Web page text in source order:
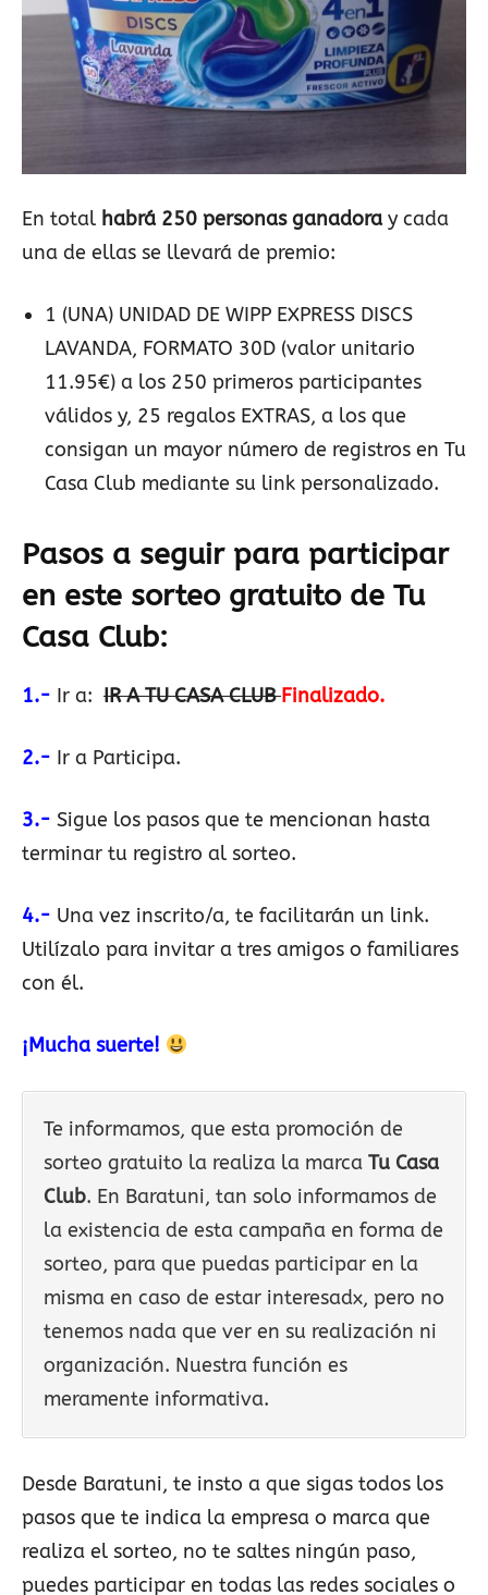
En total habrá 250 personas ganadora y cada
una de ellas se llevará de premio:
1 (UNA) UNIDAD DE WIPP EXPRESS DISCS
LAVANDA, FORMATO 30D (valor unitario
11.95€) a los 250 primeros participantes
válidos y, 25 regalos EXTRAS, a los que
consigan un mayor número de registros en Tu
Casa Club mediante su link personalizado.
Pasos a seguir para participar
en este sorteo gratuito de Tu
Casa Club:
1.- Ir a: IR A TU CASA CLUBFinalizado.
2.- Ir a Participa.
3.- Sigue los pasos que te mencionan hasta
terminar tu registro al sorteo.
4.- Una vez inscrito/a, te facilitarán un link.
Utilízalo para invitar a tres amigos o familiares
con él.
¡Mucha suerte!
Te informamos, que esta promoción de
sorteo gratuito la realiza la marca Tu Casa
Club. En Baratuni, tan solo informamos de
la existencia de esta campaña en forma de
sorteo, para que puedas participar en la
misma en caso de estar interesadx, pero no
tenemos nada que ver en su realización ni
organización. Nuestra función es
meramente informativa.
Desde Baratuni, te insto a que sigas todos los
pasos que te indica la empresa o marca que
realiza el sorteo, no te saltes ningún paso,
puedes participar en todas las redes sociales o